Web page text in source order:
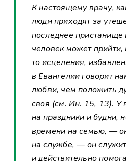
К настоящему врачу,
люди приходят за
последнее пристанище
человек может прийти,
то исцеления,
в Евангелии говорит
любви, чем положить
своя (см. Ин. 15, 13). У
на праздники и будни,
времени на семью, —
на службе, — он
и действительно